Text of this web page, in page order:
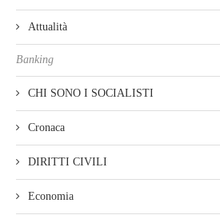
Attualità
Banking
CHI SONO I SOCIALISTI
Cronaca
DIRITTI CIVILI
Economia